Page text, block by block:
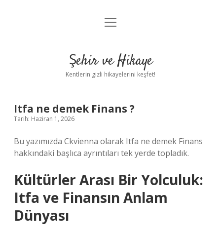
Anasayfa
Yasal Uyarı
menüyü
Şehir ve Hikaye
Kentlerin gizli hikayelerini keşfet!
Itfa ne demek Finans ?
Tarih: Haziran 1, 2026
Bu yazımızda Ckvienna olarak Itfa ne demek Finans
hakkındaki başlıca ayrıntıları tek yerde topladık.
Kültürler Arası Bir Yolculuk:
Itfa ve Finansın Anlam
Dünyası